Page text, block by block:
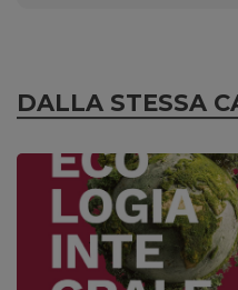
DALLA STESSA